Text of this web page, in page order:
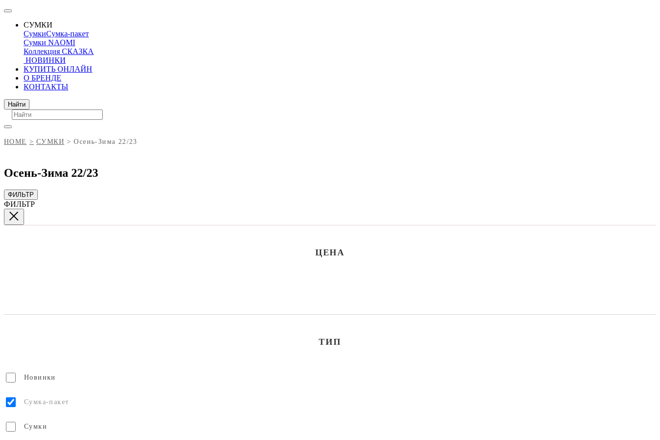
СУМКИ
СумкиСумка-пакет
Сумки NAOMI
Коллекция СКАЗКА
НОВИНКИ
КУПИТЬ ОНЛАЙН
О БРЕНДЕ
КОНТАКТЫ
Поиск
Найти
HOME СУМКИ Осень-Зима 22/23
Осень-Зима 22/23
ФИЛЬТР
ФИЛЬТР
ЦЕНА
ТИП
Новинки
Сумка-пакет
Сумки